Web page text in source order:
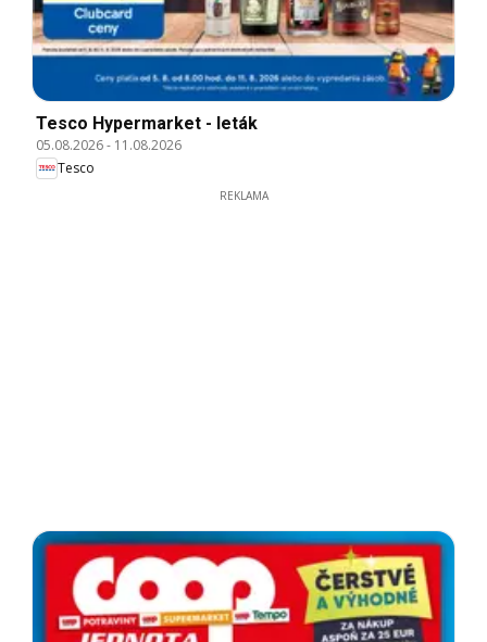
Tesco Hypermarket - leták
05.08.2026- 11.08.2026
Tesco
REKLAMA